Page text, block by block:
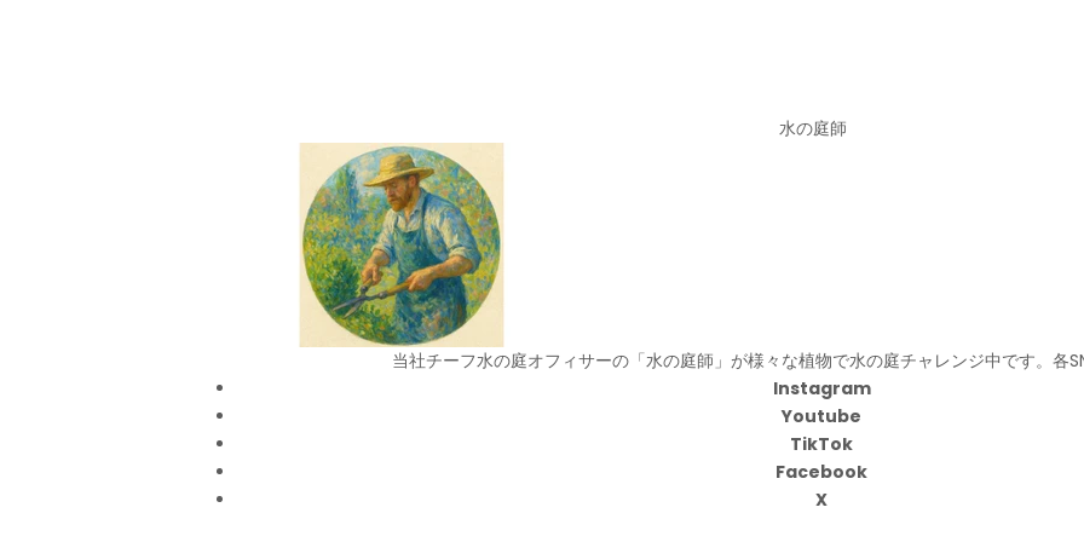
水の庭師
当社チーフ水の庭オフィサーの「水の庭師」が様々な植物で水の庭チャレンジ中です。各
Instagram
Youtube
TikTok
Facebook
X